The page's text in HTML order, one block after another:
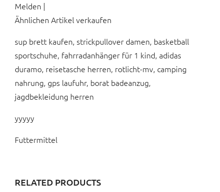
Melden |
Ähnlichen Artikel verkaufen
sup brett kaufen, strickpullover damen, basketball
sportschuhe, fahrradanhänger für 1 kind, adidas
duramo, reisetasche herren, rotlicht-mv, camping
nahrung, gps laufuhr, borat badeanzug,
jagdbekleidung herren
yyyyy
Futtermittel
RELATED PRODUCTS